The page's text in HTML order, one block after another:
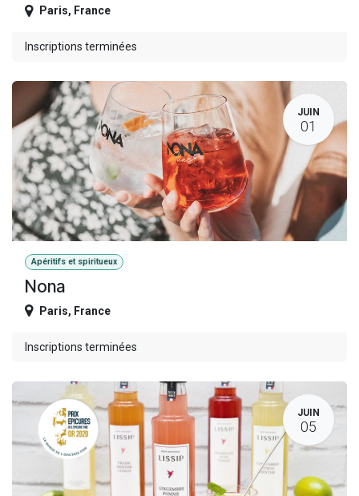
Paris, France
Inscriptions terminées
JUIN
01
Apéritifs et spiritueux
Nona
Paris, France
Inscriptions terminées
JUIN
05